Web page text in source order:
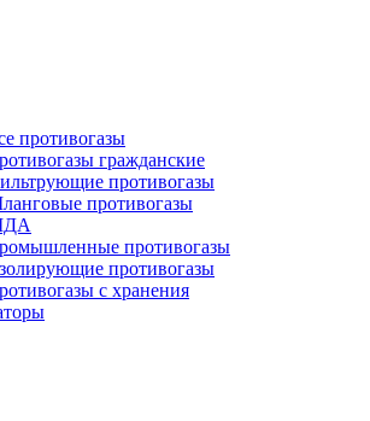
противогазы
гражданские
противогазы
противогазы
противогазы
противогазы
с хранения